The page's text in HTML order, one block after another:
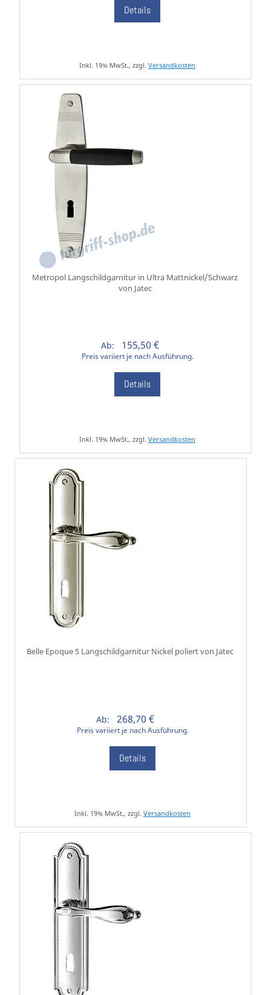
Details
Inkl. 19% MwSt., zzgl. Versandkosten
Metropol Langschildgarnitur in Ultra Mattnickel/Schwarz
von Jatec
Ab: 155,50 €
Preis variiert je nach Ausführung.
Details
Inkl. 19% MwSt., zzgl. Versandkosten
Belle Epoque S Langschildgarnitur Nickel poliert von Jatec
Ab: 268,70 €
Preis variiert je nach Ausführung.
Details
Inkl. 19% MwSt., zzgl. Versandkosten